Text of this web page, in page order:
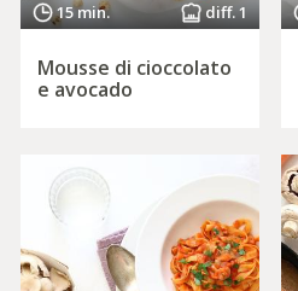
15 min. diff. 1
Mousse di cioccolato
e avocado